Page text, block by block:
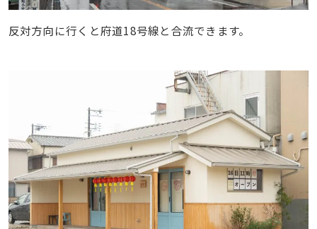
反対方向に行くと府道18号線と合流できます。